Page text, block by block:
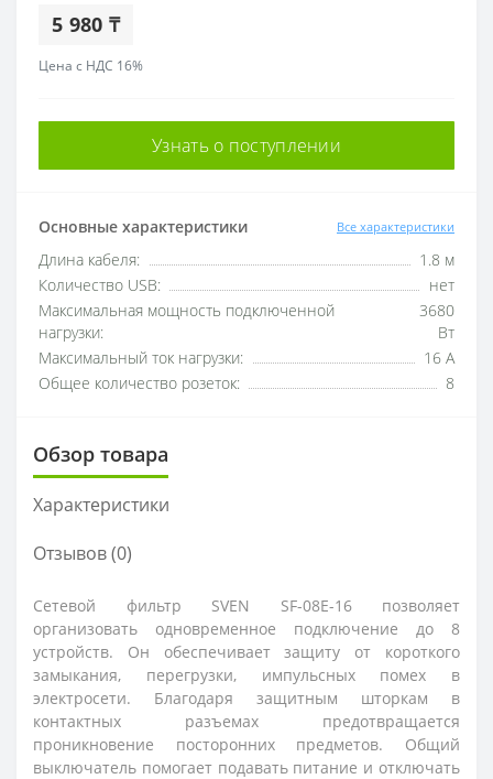
5 980 ₸
Цена с НДС 16%
Узнать о поступлении
Основные характеристики Все характеристики
Длина кабеля:
1.8 м
Количество USB:
нет
Максимальная мощность подключенной
нагрузки:
3680
Вт
Максимальный ток нагрузки:
16 А
Общее количество розеток:
8
Обзор товара
Характеристики
Отзывов (0)
Сетевой фильтр SVEN SF-08E-16 позволяет
организовать одновременное подключение до 8
устройств. Он обеспечивает защиту от короткого
замыкания, перегрузки, импульсных помех в
электросети. Благодаря защитным шторкам в
контактных разъемах предотвращается
проникновение посторонних предметов. Общий
выключатель помогает подавать питание и отключать